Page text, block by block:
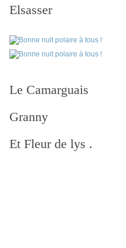
Elsasser
Le Camarguais
Granny
Et Fleur de lys .